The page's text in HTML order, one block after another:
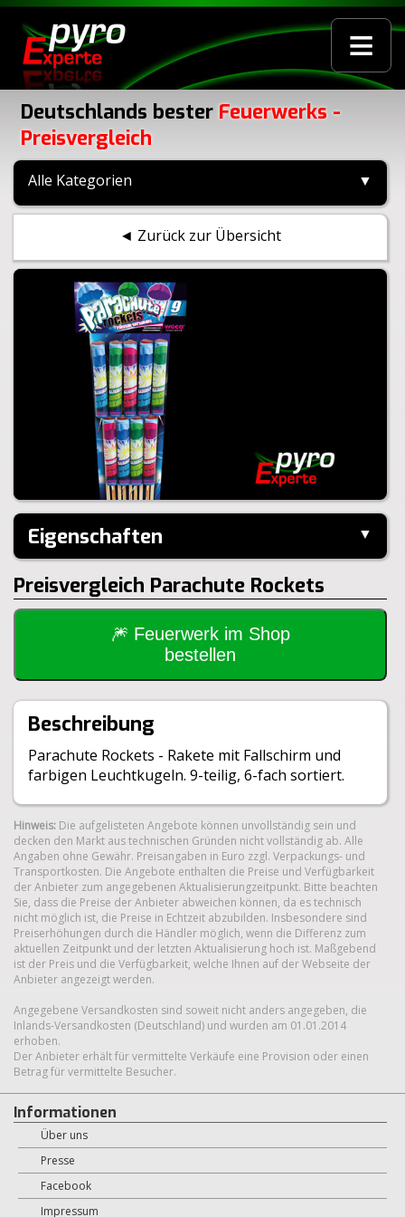
≡
Deutschlands bester Feuerwerks -
Preisvergleich
Alle Kategorien ▼
◄ Zurück zur Übersicht
Eigenschaften ▼
Hersteller:
Weco
Performance:
I-Shape
Inhalt je Pack:
9 Stück
20 Stück
20,5x4,0x90,0cm
430g
Gewicht Netto:
131g
Klasse:
1.4G
Preisvergleich Parachute Rockets
🎆 Feuerwerk im Shop
bestellen
Beschreibung
Parachute Rockets - Rakete mit Fallschirm und
farbigen Leuchtkugeln. 9-teilig, 6-fach sortiert.
Hinweis: Die aufgelisteten Angebote können unvollständig sein und
decken den Markt aus technischen Gründen nicht vollständig ab. Alle
Angaben ohne Gewähr. Preisangaben in Euro zzgl. Verpackungs- und
Transportkosten. Die Angebote enthalten die Preise und Verfügbarkeit
der Anbieter zum angegebenen Aktualisierungzeitpunkt. Bitte beachten
Sie, dass die Preise der Anbieter abweichen können, da es technisch
nicht möglich ist, die Preise in Echtzeit abzubilden. Insbesondere sind
Preiserhöhungen durch die Händler möglich, wenn die Differenz zum
aktuellen Zeitpunkt und der letzten Aktualisierung hoch ist. Maßgebend
ist der Preis und die Verfügbarkeit, welche Ihnen auf der Webseite der
Anbieter angezeigt werden.
Angegebene Versandkosten sind soweit nicht anders angegeben, die
Inlands-Versandkosten (Deutschland) und wurden am 01.01.2014
erhoben.
Der Anbieter erhält für vermittelte Verkäufe eine Provision oder einen
Betrag für vermittelte Besucher.
Informationen
Über uns
Presse
Facebook
Impressum